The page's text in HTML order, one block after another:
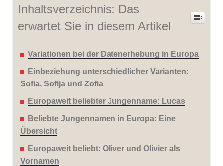
Inhaltsverzeichnis: Das
erwartet Sie in diesem Artikel
Variationen bei der Datenerhebung in Europa
Einbeziehung unterschiedlicher Varianten:
Sofia, Sofija und Zofia
Europaweit beliebter Jungenname: Lucas
Beliebte Jungennamen in Europa: Eine
Übersicht
Europaweit beliebt: Oliver und Olivier als
Vornamen